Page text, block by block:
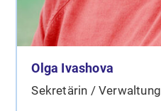
Olga Ivashova
Sekretärin / Verwaltung